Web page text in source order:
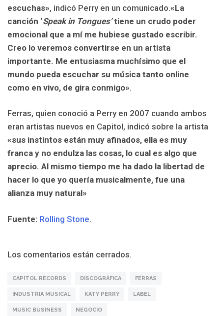
escuchas», indicó Perry en un comunicado.«La
canción ‘Speak in Tongues’tiene un crudo poder
emocional que a mí me hubiese gustado escribir.
Creo lo veremos convertirse en un artista
importante. Me entusiasma muchísimo que el
mundo pueda escuchar su música tanto online
como en vivo, de gira conmigo».
Ferras, quien conoció a Perry en 2007 cuando ambos
eran artistas nuevos en Capitol, indicó sobre la artista
«sus instintos están muy afinados, ella es muy
franca y no endulza las cosas, lo cual es algo que
aprecio. Al mismo tiempo me ha dado la libertad de
hacer lo que yo quería musicalmente, fue una
alianza muy natural»
Fuente: Rolling Stone.
Los comentarios están cerrados.
CAPITOL RECORDS DISCOGRÁFICA FERRAS
INDUSTRIA MUSICAL KATY PERRY LABEL
MUSIC BUSINESS NEGOCIO